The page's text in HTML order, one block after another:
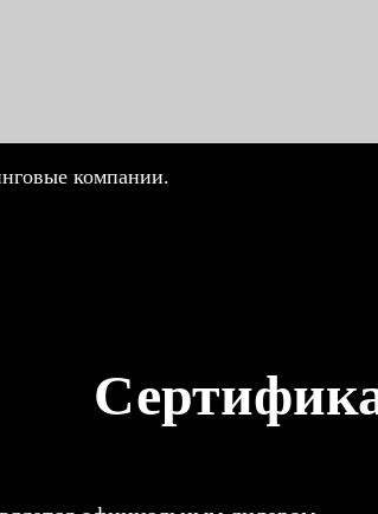
компании.